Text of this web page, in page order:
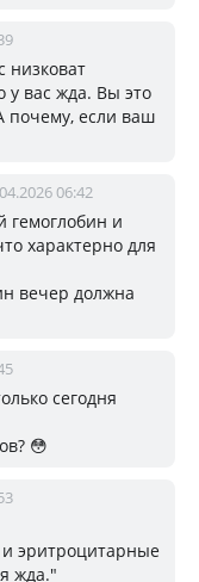
низковат
у вас жда. Вы это
почему, если ваш
06:42
гемоглобин и
характерно для
вечер должна
сегодня
😳
эритроцитарные
жда."